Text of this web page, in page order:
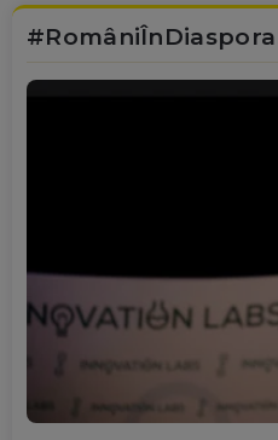
#RomâniÎnDiaspora